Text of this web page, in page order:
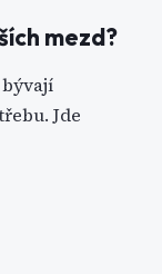
mezd?
Jde